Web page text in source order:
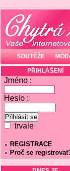
SOUTĚŽE
PŘIHLÁŠENÍ
Jméno :
Heslo :
trvale
REGISTRACE
Proč se